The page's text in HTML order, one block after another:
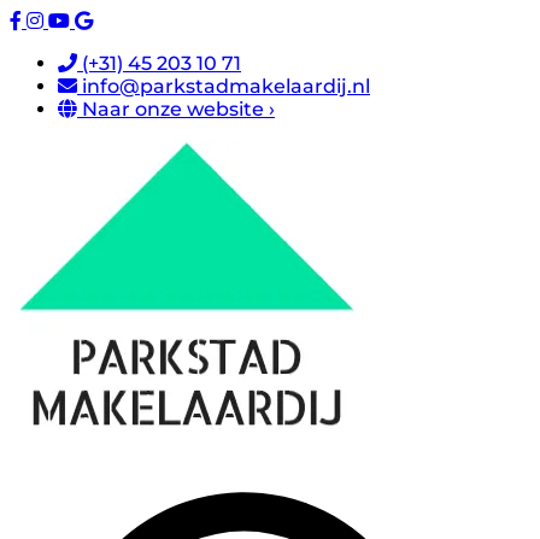
(+31) 45 203 10 71
info@parkstadmakelaardij.nl
Naar onze website ›